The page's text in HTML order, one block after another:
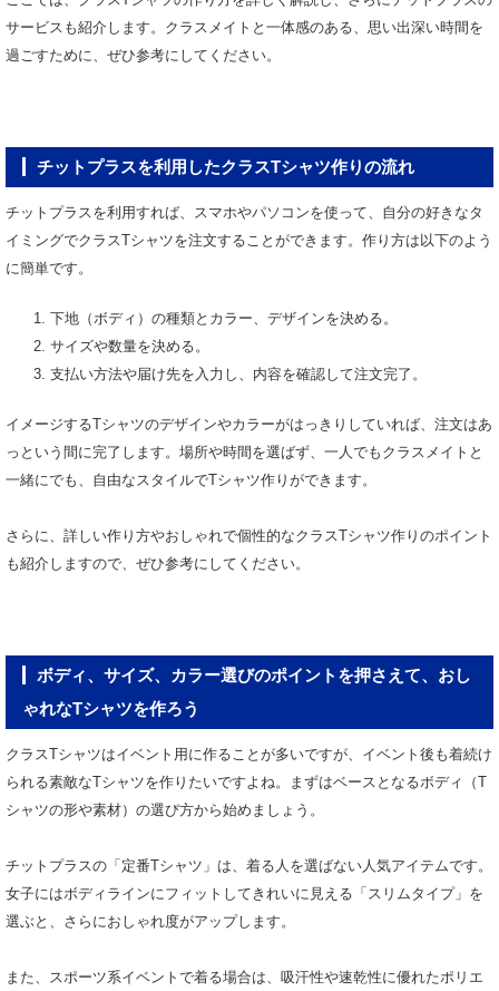
サービスも紹介します。クラスメイトと一体感のある、思い出深い時間を
過ごすために、ぜひ参考にしてください。
チットプラスを利用したクラスTシャツ作りの流れ
チットプラスを利用すれば、スマホやパソコンを使って、自分の好きなタ
イミングでクラスTシャツを注文することができます。作り方は以下のよう
に簡単です。
下地（ボディ）の種類とカラー、デザインを決める。
サイズや数量を決める。
支払い方法や届け先を入力し、内容を確認して注文完了。
イメージするTシャツのデザインやカラーがはっきりしていれば、注文はあ
っという間に完了します。場所や時間を選ばず、一人でもクラスメイトと
一緒にでも、自由なスタイルでTシャツ作りができます。
さらに、詳しい作り方やおしゃれで個性的なクラスTシャツ作りのポイント
も紹介しますので、ぜひ参考にしてください。
ボディ、サイズ、カラー選びのポイントを押さえて、おし
ゃれなTシャツを作ろう
クラスTシャツはイベント用に作ることが多いですが、イベント後も着続け
られる素敵なTシャツを作りたいですよね。まずはベースとなるボディ（T
シャツの形や素材）の選び方から始めましょう。
チットプラスの「定番Tシャツ」は、着る人を選ばない人気アイテムです。
女子にはボディラインにフィットしてきれいに見える「スリムタイプ」を
選ぶと、さらにおしゃれ度がアップします。
また、スポーツ系イベントで着る場合は、吸汗性や速乾性に優れたポリエ